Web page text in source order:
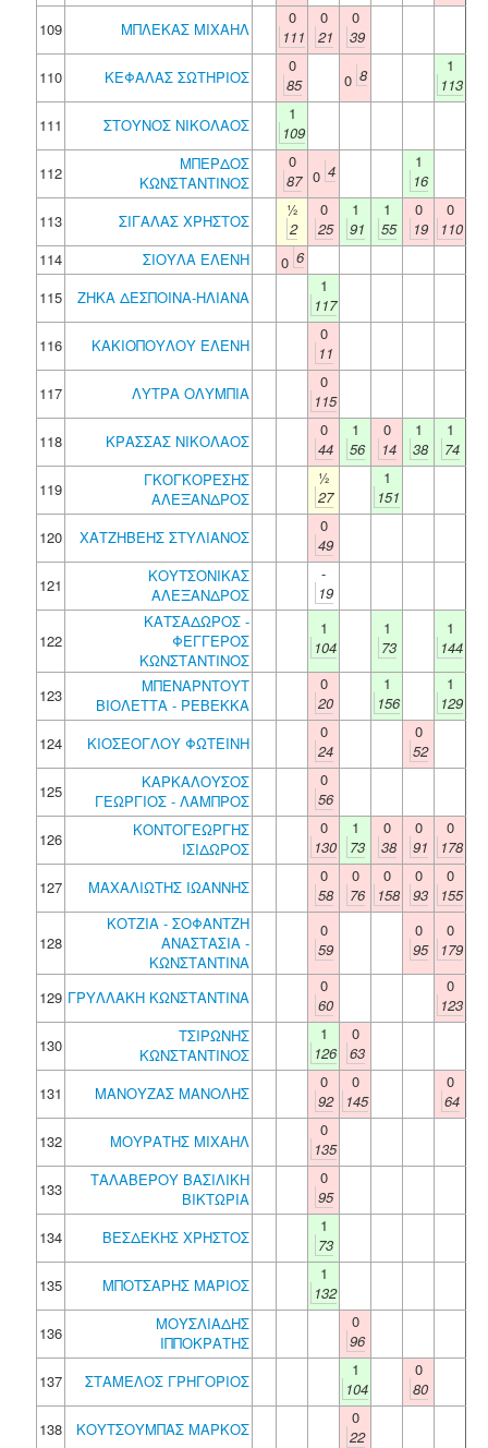
109 ΜΠΛΕΚΑΣ ΜΙΧΑΗΛ
0
111
0
21
0
39
110
ΚΕΦΑΛΑΣ ΣΩΤΗΡΙΟΣ
0
85
0 8
1
113
111
ΣΤΟΥΝΟΣ ΝΙΚΟΛΑΟΣ
1
109
112
ΜΠΕΡΔΟΣ
ΚΩΝΣΤΑΝΤΙΝΟΣ
0
87 0 4
1
16
113
ΣΙΓΑΛΑΣ ΧΡΗΣΤΟΣ
½
2
0
25
1
91
1
55
0
19
0
110
114
ΣΙΟΥΛΑ ΕΛΕΝΗ 0 6
115
ΖΗΚΑ ΔΕΣΠΟΙΝΑ-ΗΛΙΑΝΑ
1
117
116
ΚΑΚΙΟΠΟΥΛΟΥ ΕΛΕΝΗ
0
11
117
ΛΥΤΡΑ ΟΛΥΜΠΙΑ
0
115
118
ΚΡΑΣΣΑΣ ΝΙΚΟΛΑΟΣ
0
44
1
56
0
14
1
38
1
74
119
ΓΚΟΓΚΟΡΕΣΗΣ
ΑΛΕΞΑΝΔΡΟΣ
½
27
1
151
120
ΧΑΤΖΗΒΕΗΣ ΣΤΥΛΙΑΝΟΣ
0
49
121
ΚΟΥΤΣΟΝΙΚΑΣ
ΑΛΕΞΑΝΔΡΟΣ
-
19
122
ΚΑΤΣΑΔΩΡΟΣ -
ΦΕΓΓΕΡΟΣ
ΚΩΝΣΤΑΝΤΙΝΟΣ
1
104
1
73
1
144
123
ΜΠΕΝΑΡΝΤΟΥΤ
ΒΙΟΛΕΤΤΑ - ΡΕΒΕΚΚΑ
0
20
1
156
1
129
124
ΚΙΟΣΕΟΓΛΟΥ ΦΩΤΕΙΝΗ
0
24
0
52
125
ΚΑΡΚΑΛΟΥΣΟΣ
ΓΕΩΡΓΙΟΣ - ΛΑΜΠΡΟΣ
0
56
126
ΚΟΝΤΟΓΕΩΡΓΗΣ
ΙΣΙΔΩΡΟΣ
0
130
1
73
0
38
0
91
0
178
127
ΜΑΧΑΛΙΩΤΗΣ ΙΩΑΝΝΗΣ
0
58
0
76
0
158
0
93
0
155
128
ΚΟΤΖΙΑ - ΣΟΦΑΝΤΖΗ
ΑΝΑΣΤΑΣΙΑ -
ΚΩΝΣΤΑΝΤΙΝΑ
0
59
0
95
0
179
129 ΓΡΥΛΛΑΚΗ ΚΩΝΣΤΑΝΤΙΝΑ
0
60
0
123
130
ΤΣΙΡΩΝΗΣ
ΚΩΝΣΤΑΝΤΙΝΟΣ
1
126
0
63
131
ΜΑΝΟΥΖΑΣ ΜΑΝΟΛΗΣ
0
92
0
145
0
64
132
ΜΟΥΡΑΤΗΣ ΜΙΧΑΗΛ
0
135
133
ΤΑΛΑΒΕΡΟΥ ΒΑΣΙΛΙΚΗ
ΒΙΚΤΩΡΙΑ
0
95
134
ΒΕΣΔΕΚΗΣ ΧΡΗΣΤΟΣ
1
73
135
ΜΠΟΤΣΑΡΗΣ ΜΑΡΙΟΣ
1
132
136
ΜΟΥΣΛΙΑΔΗΣ
ΙΠΠΟΚΡΑΤΗΣ
0
96
137
ΣΤΑΜΕΛΟΣ ΓΡΗΓΟΡΙΟΣ
1
104
0
80
138
ΚΟΥΤΣΟΥΜΠΑΣ ΜΑΡΚΟΣ
0
22